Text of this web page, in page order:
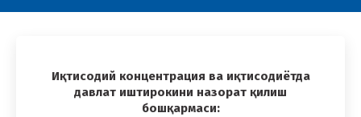
Иқтисодий концентрация ва иқтисодиётда
давлат иштирокини назорат қилиш
бошқармаси: